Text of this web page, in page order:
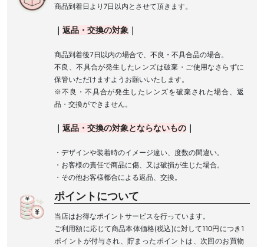
商品到着日より7日以内とさせて頂きます。
返品 ・ 交換の対象
商品到着後7日以内の場合で、不良・不具合品の場合。
不良、不具合が発生したレンズは破棄・ご使用なさらずに
保管いただけますようお願いいたします。
※不良・不具合が発生したレンズを破棄された場合、返
品・交換ができません。
返品 ・ 交換の対象とならないもの
・デザインや装着時のイメージ違い、度数の間違い。
・お客様の責任で商品に傷、又は破損が生じた場合。
・その他お客様都合による返品、交換。
ポイントについて
当店はお得なポイントサービスを行っています。
ご利用額に応じて商品本体価格(税込)に対して110円につき1
ポイントが付与され、貯まったポイントは、次回のお買物